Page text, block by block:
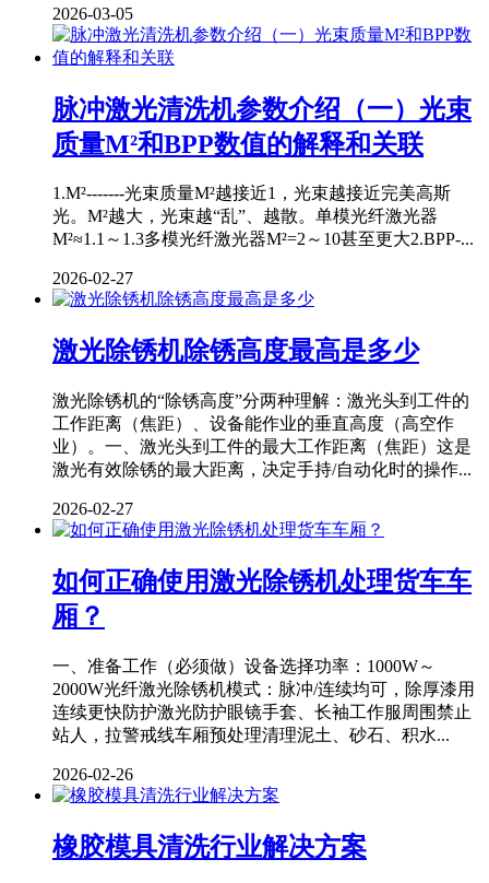
2026-03-05
脉冲激光清洗机参数介绍（一）光束
质量M²和BPP数值的解释和关联
1.M²-------光束质量M²越接近1，光束越接近完美高斯
光。M²越大，光束越“乱”、越散。单模光纤激光器
M²≈1.1～1.3多模光纤激光器M²=2～10甚至更大2.BPP-...
2026-02-27
激光除锈机除锈高度最高是多少
激光除锈机的“除锈高度”分两种理解：激光头到工件的
工作距离（焦距）、设备能作业的垂直高度（高空作
业）。一、激光头到工件的最大工作距离（焦距）这是
激光有效除锈的最大距离，决定手持/自动化时的操作...
2026-02-27
如何正确使用激光除锈机处理货车车
厢？
一、准备工作（必须做）设备选择功率：1000W～
2000W光纤激光除锈机模式：脉冲/连续均可，除厚漆用
连续更快防护激光防护眼镜手套、长袖工作服周围禁止
站人，拉警戒线车厢预处理清理泥土、砂石、积水...
2026-02-26
橡胶模具清洗行业解决方案